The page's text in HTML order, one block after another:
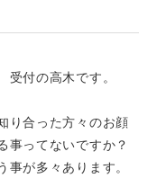
付の高木です。
り合った方々のお顔
事ってないですか？
事が多々あります。